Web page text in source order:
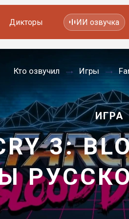
Мультфильмов
Дикторы ИИ озвучка
Кто озвучил Игры
ИГРА
3:
—